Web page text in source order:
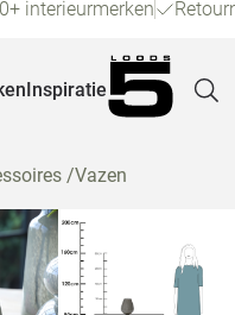
interieurmerken
Inspiratie
/Vazen